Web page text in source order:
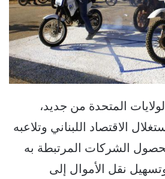
المتحدة من جديد،
الاقتصاد اللبناني وتلاعبه
لحصول الشركات المرتبطة به
نقل الأموال إلى